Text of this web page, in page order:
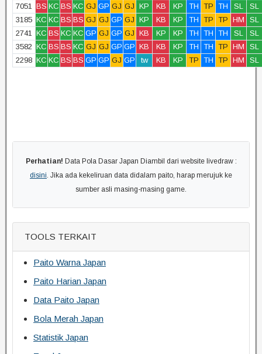
7051 BS KC BS KC GJ GP GJ GJ KP KB KP TH TP TH SL
SL
3185 KC KC BS BS GJ GJ GP GJ KP KB KP TH TP TP HM
SL
2741 KC BS KC KC GP GJ GP GJ KB KP KP TH TH TH SL
SL
3582 KC BS BS KC GJ GJ GP GP KB KB KP TH TH TP HM
SL
2298 KC KC BS BS GP GP GJ GP tw KB KP TP TH TP HM SL
Perhatian! Data Pola Dasar Japan Diambil dari website livedraw :
disini. Jika ada kekeliruan data didalam paito, harap merujuk ke
sumber asli masing-masing game.
TOOLS TERKAIT
Paito Warna Japan
Paito Harian Japan
Data Paito Japan
Bola Merah Japan
Statistik Japan